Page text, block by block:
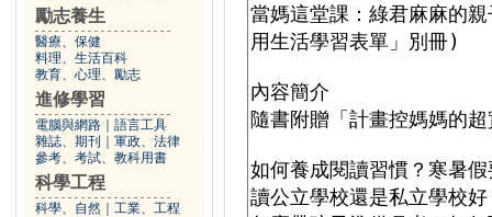
勵志養生
醫療、保健
料理、生活百科
教育、心理、勵志
進修學習
電腦與網路
語言工具
雜誌、期刊
軍政、法律
參考、考試、教科用書
科學工程
科學、自然 工業、工程